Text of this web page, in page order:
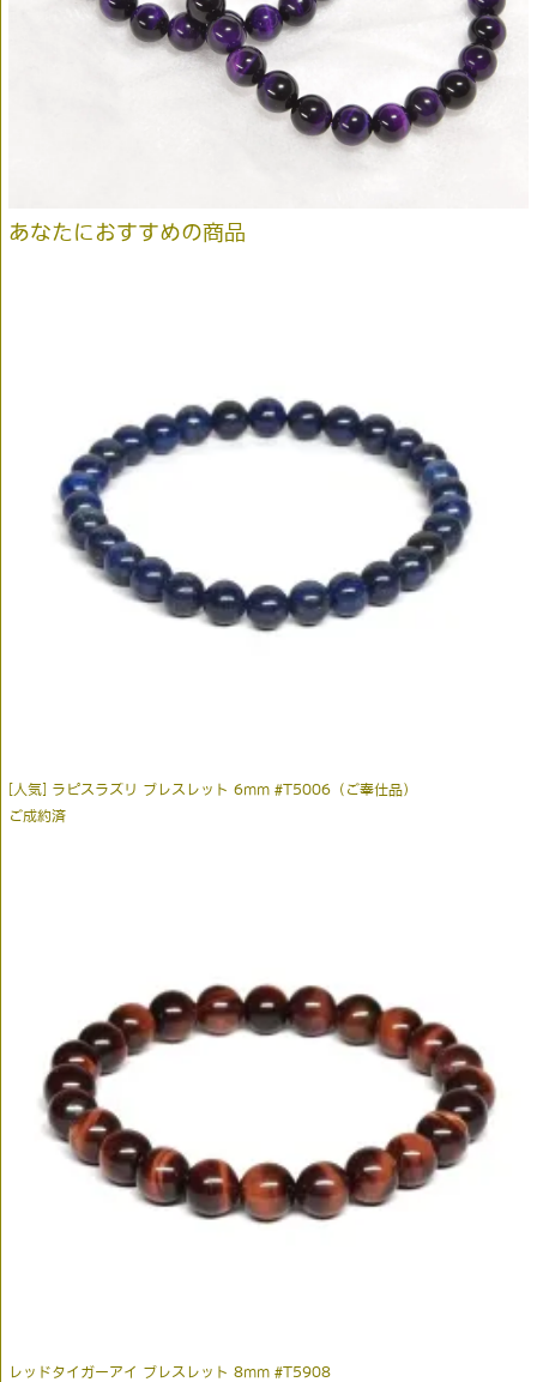
あなたにおすすめの商品
[人気] ラピスラズリ ブレスレット 6mm #T5006（ご奉仕品）
ご成約済
レッドタイガーアイ ブレスレット 8mm #T5908